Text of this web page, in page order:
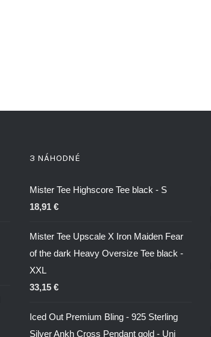
3 NÁHODNÉ
Mister Tee Highscore Tee black - S
18,91 €
Mister Tee Upscale X Iron Maiden Fear
of the dark Heavy Oversize Tee black -
XXL
33,15 €
Iced Out Premium Bling - 925 Sterling
Silver Ankh Cross Pendant gold - Uni